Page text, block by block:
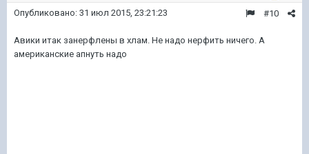
#10
Опубликовано: 31 июл 2015, 23:21:23
Авики итак занерфлены в хлам. Не надо нерфить ничего. А
американские апнуть надо